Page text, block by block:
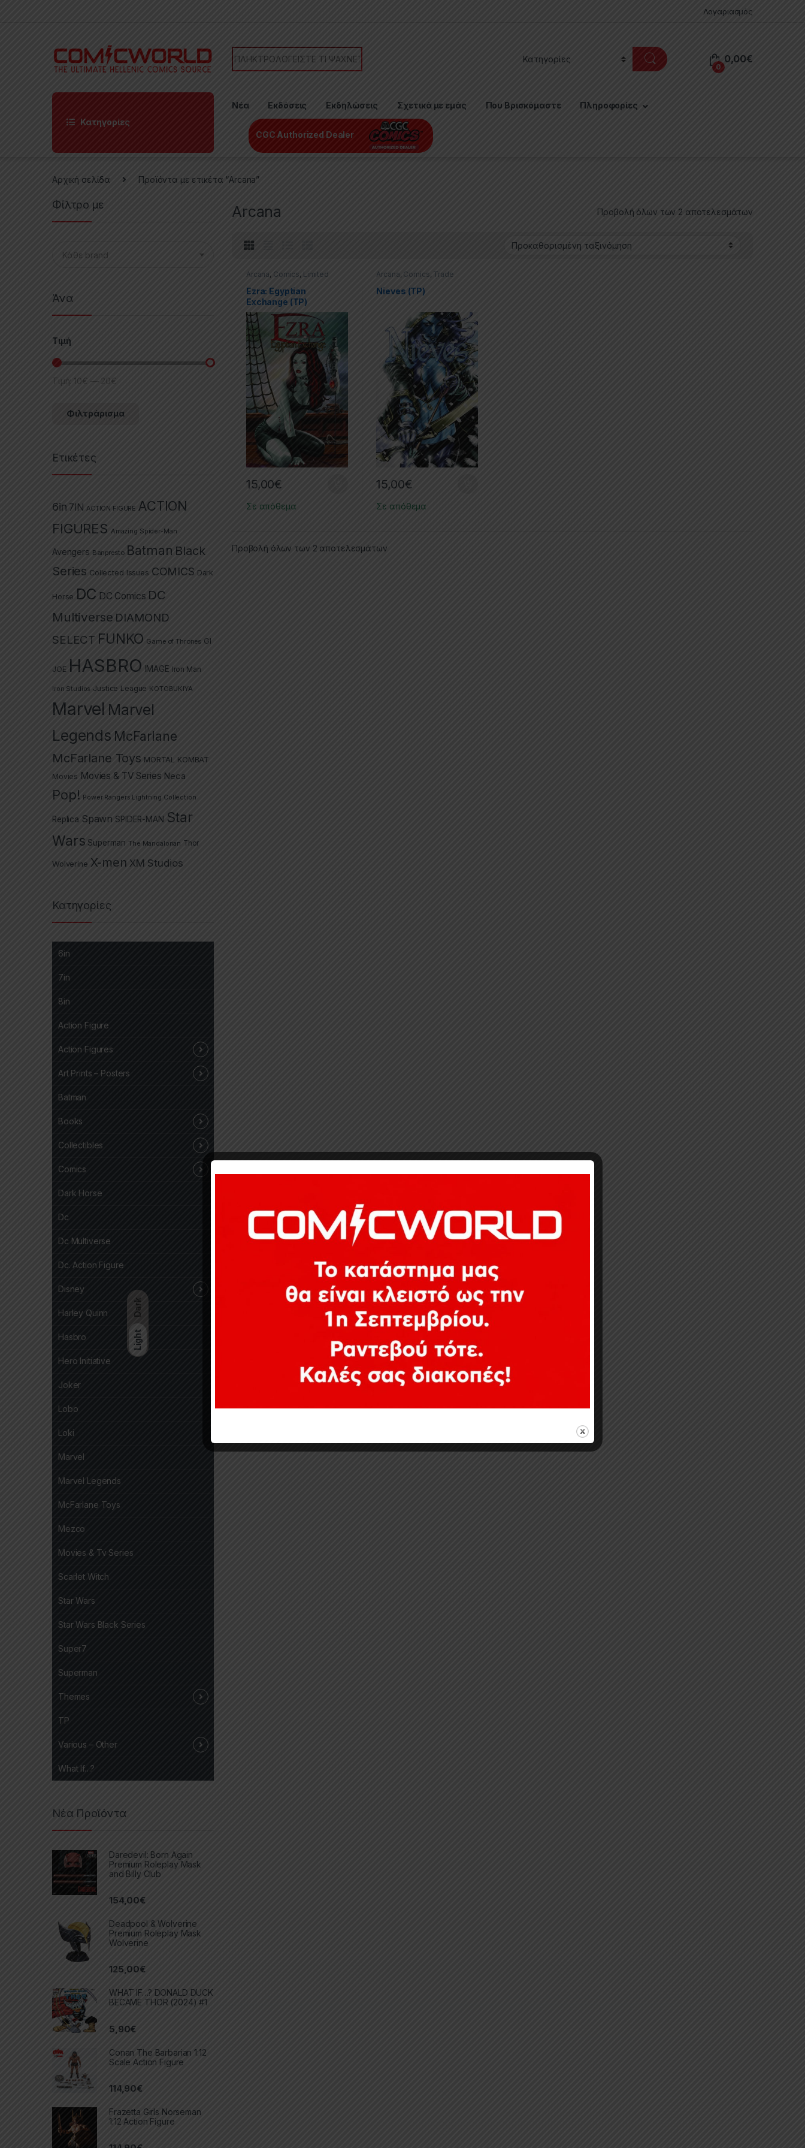
Dark
Light
Λογαριασμός
0
0,00€
Κατηγορίες
Νέα Εκδόσεις Εκδηλώσεις Σχετικά με εμάς Που Βρισκόμαστε Πληροφορίες
CGC Authorized Dealer
Αρχική σελίδα Προϊόντα με ετικέτα “Arcana”
Arcana Προβολή όλων των 2 αποτελεσμάτων
Arcana, Comics, Limited
(TPs)
Ezra: Egyptian
Exchange (TP)
15,00€
Σε απόθεμα
Arcana, Comics, Trade
Nieves (TP)
15,00€
Σε απόθεμα
Προβολή όλων των 2 αποτελεσμάτων
Φίλτρο με
Κάθε brand
Άνα
Τιμή
Φιλτράρισμα
Τιμή:10€ — 20€
Ετικέτες
6in 7IN ACTION FIGURE ACTION
FIGURES Amazing Spider-Man
Avengers Banpresto Batman Black
Series Collected Issues COMICS Dark
Horse DC DC Comics DC
Multiverse DIAMOND
SELECT FUNKO Game of Thrones GI
JOE HASBRO IMAGE Iron Man
Iron Studios Justice League KOTOBUKIYA
Marvel Marvel
Legends McFarlane
McFarlane Toys MORTAL KOMBAT
Movies Movies & TV Series Neca
Pop! Power Rangers Lightning Collection
Replica Spawn SPIDER-MAN Star
Wars Superman The Mandalorian Thor
Wolverine X-men XM Studios
Κατηγορίες
6in
7in
8in
Action Figure
Action Figures
Art Prints – Posters
Batman
Books
Collectibles
Comics
Dark Horse
Dc
Dc Multiverse
Dc. Action Figure
Disney
Harley Quinn
Hasbro
Hero Initiative
Joker
Lobo
Loki
Marvel
Marvel Legends
McFarlane Toys
Mezco
Movies & Tv Series
Scarlet Witch
Star Wars
Star Wars Black Series
Super7
Superman
Themes
TP
Various – Other
What If…?
Νέα Προϊόντα
Daredevil: Born Again
Premium Roleplay Mask
and Billy Club
154,00€
Deadpool & Wolverine
Premium Roleplay Mask
Wolverine
125,00€
WHAT IF…? DONALD DUCK
BECAME THOR (2024) #1
5,90€
Conan The Barbarian 1:12
Scale Action Figure
114,90€
Frazetta Girls Norseman
1:12 Action Figure